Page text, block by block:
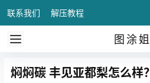
联系我们 解压教程
图涂姐
焖焖碳 丰见亚都梨怎么样？